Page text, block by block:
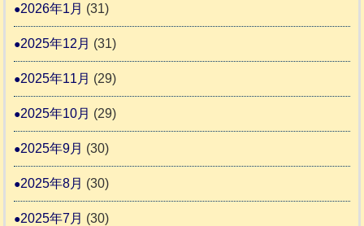
2026年1月 (31)
2025年12月 (31)
2025年11月 (29)
2025年10月 (29)
2025年9月 (30)
2025年8月 (30)
2025年7月 (30)